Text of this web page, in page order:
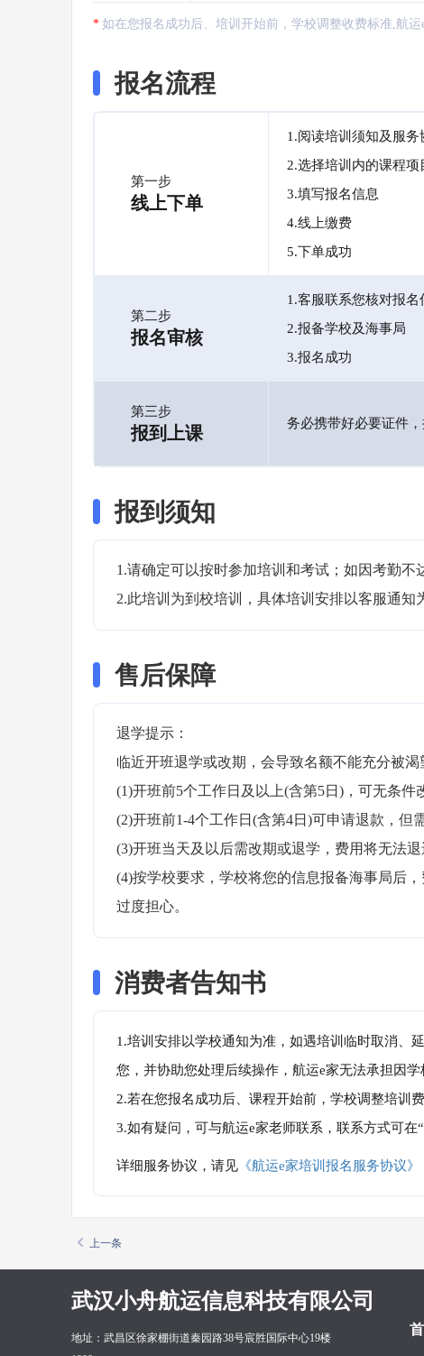
如在您报名成功后、培训开始前，学校调整收费标准,航
报名流程
第一步
线上下单
1.阅读培训须知及服务
2.选择培训内的课程项
3.填写报名信息
4.线上缴费
5.下单成功
第二步
报名审核
1.客服联系您核对报
2.报备学校及海事局
3.报名成功
第三步
报到上课 务必携带好必要证件
报到须知
1.请确定可以按时参加培训和考试；如因考勤不
2.此培训为到校培训，具体培训安排以客服通知
售后保障
退学提示：
临近开班退学或改期，会导致名额不能充分被
(1)开班前5个工作日及以上(含第5日)，可无条件
(2)开班前1-4个工作日(含第4日)可申请退款，但
(3)开班当天及以后需改期或退学，费用将无法退
(4)按学校要求，学校将您的信息报备海事局后
过度担心。
消费者告知书
1.培训安排以学校通知为准，如遇培训临时取消、
您，并协助您处理后续操作，航运e家无法承担因学
2.若在您报名成功后、课程开始前，学校调整培训
3.如有疑问，可与航运e家老师联系，联系方式可在
详细服务协议，请见 《航运e家培训报名服务协议》
上一条
武汉小舟航运信息科技有限公司
地址：武昌区徐家棚街道秦园路38号宸胜国际中心19楼